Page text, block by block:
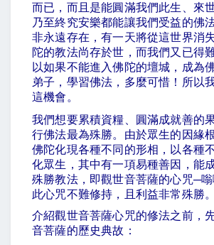
而已，而且是能圓滿我們此生、來
乃至終究安樂都能讓我們受益的佛
非永遠存在，有一天將從這世界消
陀的教法尚存於世，而我們又已得
以如果不能進入佛陀的壇城，成為
弟子，學習佛法，多麼可惜！所以
這機會。
我們想要累積資糧、圓滿成就善的
行佛法最為殊勝。由於眾生的因緣
佛陀化現各種不同的形相，以各種
化眾生，其中有一項易種善因，能
殊勝教法，即觀世音菩薩的心咒─嗡
此心咒不難修持，且利益非常殊勝。
介紹觀世音菩薩心咒的修法之前，
音菩薩的歷史典故：